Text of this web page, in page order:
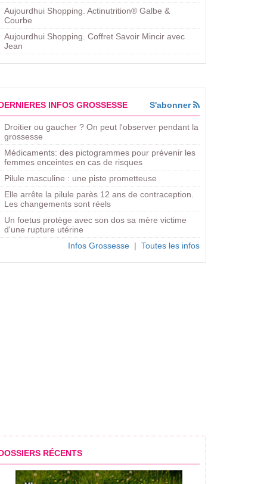
Aujourdhui Shopping. Actinutrition® Galbe &
Courbe
Aujourdhui Shopping. ​Coffret Savoir Mincir avec
Jean
INFOS GROSSESSE S'abonner
Droitier ou gaucher ? On peut l'observer pendant la
grossesse
Médicaments: des pictogrammes pour prévenir les
femmes enceintes en cas de risques
Pilule masculine : une piste prometteuse
Elle arrête la pilule parès 12 ans de contraception.
Les changements sont réels
Un foetus protège avec son dos sa mère victime
d'une rupture utérine
Infos Grossesse | Toutes les infos
RÉCENTS